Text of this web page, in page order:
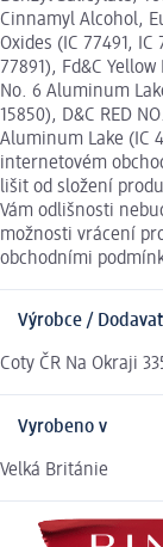
Cinnamyl Alcohol,
Oxides (IC 77491,
77891), Fd&C
No. 6 Aluminum
15850), D&C RED
Aluminum Lake (IC
internetovém
lišit od složení
Vám odlišnosti
možnosti vrácení
obchodními
Výrobce /
Coty ČR Na Okraji
Vyrobeno v
Velká Británie